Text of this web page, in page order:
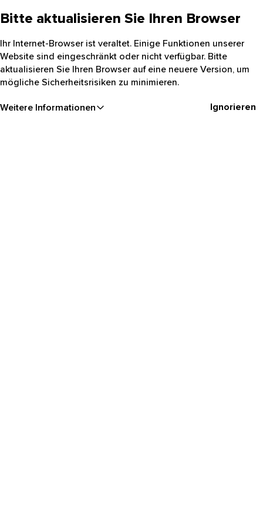
Bitte aktualisieren Sie Ihren Browser
Ihr Internet-Browser ist veraltet. Einige Funktionen unserer
Website sind eingeschränkt oder nicht verfügbar. Bitte
aktualisieren Sie Ihren Browser auf eine neuere Version, um
mögliche Sicherheitsrisiken zu minimieren.
Weitere Informationen Ignorieren